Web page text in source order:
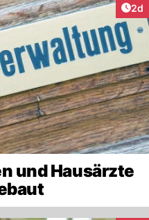
2d
und Hausärzte